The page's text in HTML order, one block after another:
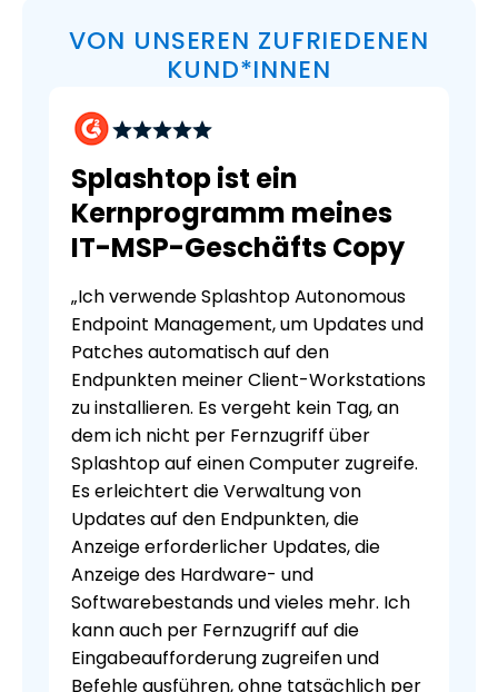
VON UNSEREN ZUFRIEDENEN
KUND*INNEN
Splashtop ist ein
Kernprogramm meines
IT-MSP-Geschäfts Copy
„Ich verwende Splashtop Autonomous
Endpoint Management, um Updates und
Patches automatisch auf den
Endpunkten meiner Client-Workstations
zu installieren. Es vergeht kein Tag, an
dem ich nicht per Fernzugriff über
Splashtop auf einen Computer zugreife.
Es erleichtert die Verwaltung von
Updates auf den Endpunkten, die
Anzeige erforderlicher Updates, die
Anzeige des Hardware- und
Softwarebestands und vieles mehr. Ich
kann auch per Fernzugriff auf die
Eingabeaufforderung zugreifen und
Befehle ausführen, ohne tatsächlich per